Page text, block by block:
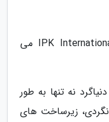
رولف فریتگ، مدیر عامل شرکت IPK International می
نه تنها به طور
زیرساخت های